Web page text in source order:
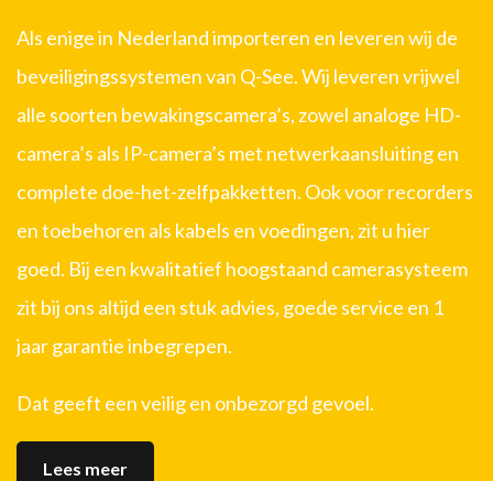
Als enige in Nederland importeren en leveren wij de
beveiligingssystemen van Q-See. Wij leveren vrijwel
alle soorten bewakingscamera’s, zowel analoge HD-
camera’s als IP-camera’s met netwerkaansluiting en
complete doe-het-zelfpakketten. Ook voor recorders
en toebehoren als kabels en voedingen, zit u hier
goed. Bij een kwalitatief hoogstaand camerasysteem
zit bij ons altijd een stuk advies, goede service en 1
jaar garantie inbegrepen.
Dat geeft een veilig en onbezorgd gevoel.
Lees meer